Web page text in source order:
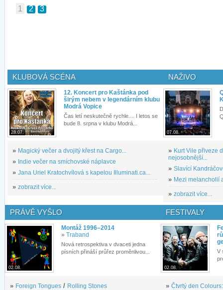
1 2 3
KLUBOVÁ SCÉNA
28.07.
12. Koncert pro Kaštánka pod
širým nebem v legendárním klubu
Modrá Vopice
Čas letí neskutečně rychle.... I letos se
bude 8. srpna v klubu Modrá...
» Magický večer a dvojitý křest na Cargo...
» Indie večer na smíchovské náplavce
» Jana Uriel Kratochvílová s kapelou Illuminati.ca...
» zobrazit více...
NAŽIVO
07.08.
» Kurt Vile přiveze
nejosobnější...
» Slavící
» Mezi melancholií
» zobrazit více...
PRÁVĚ VYŠLO
02.08.
Montáž 1996–2014
» Traband
Nová retrospektiva v dvaceti jedna
písních přináší průřez proměnlivou...
» Foreign Tongues / Rolling Stones
FESTIVALY
02.08.
V
» Čtvrtý den